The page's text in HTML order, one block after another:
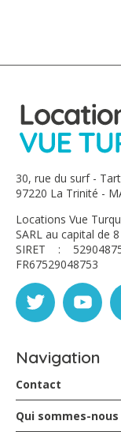
30, rue du surf -
97220 La Trinité -
Locations Vue
SARL au capital de
SIRET :
FR67529048753
Navigation
Contact
Qui sommes-nous